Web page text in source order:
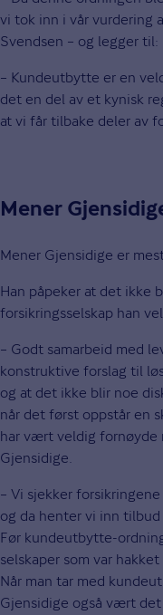
vi tok inn i vår vurdering
Svendsen – og legger til:
– Kundeutbytte er en
det en del av et kynisk
at vi får tilbake deler av
Mener
Mener Gjensidige er
Han påpeker at det ikke
forsikringsselskap han
– Godt samarbeid med
konstruktive forslag til
og at det ikke blir noe
når det først oppstår en
har vært veldig fornøyde
Gjensidige.
– Vi sjekker
og da henter vi inn
Før kundeutbytte-
selskaper som var
Når man tar med
Gjensidige også vært